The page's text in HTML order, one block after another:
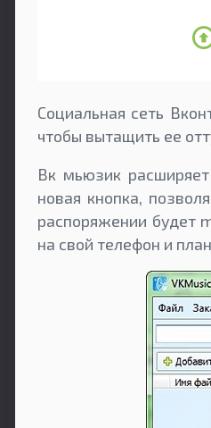
Социальная сеть
чтобы вытащить ее
Вк мьюзик
новая кнопка,
распоряжении будет
на свой телефон и